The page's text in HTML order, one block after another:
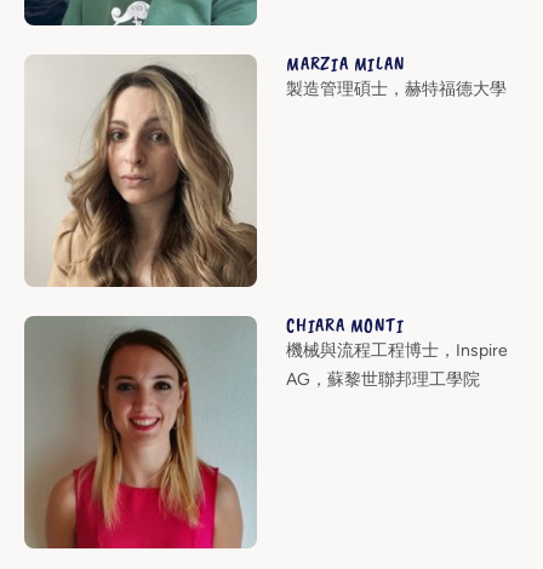
MARZIA MILAN
製造管理碩士，赫特福德大學
CHIARA MONTI
機械與流程工程博士，Inspire
AG，蘇黎世聯邦理工學院